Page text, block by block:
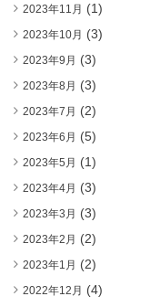
2023年11月 (1)
2023年10月 (3)
2023年9月 (3)
2023年8月 (3)
2023年7月 (2)
2023年6月 (5)
2023年5月 (1)
2023年4月 (3)
2023年3月 (3)
2023年2月 (2)
2023年1月 (2)
2022年12月 (4)